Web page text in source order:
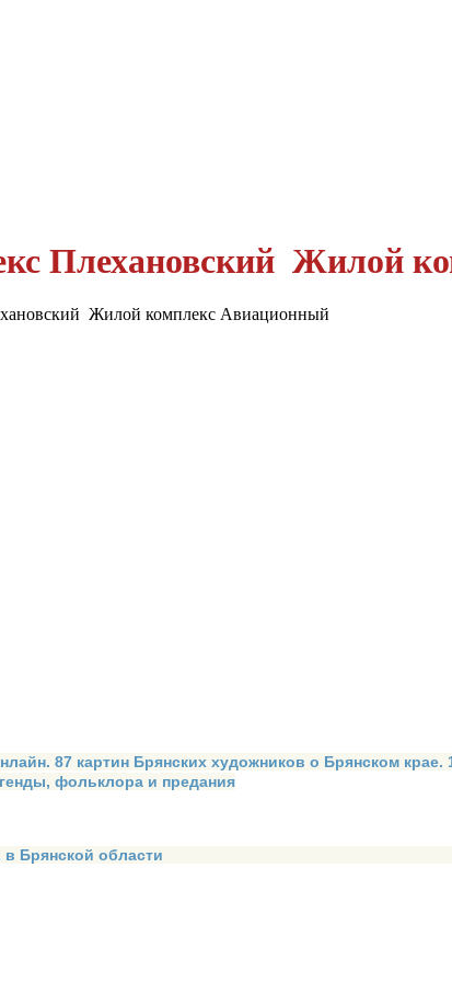
Жилой
Жилой комплекс Авиационный
87 картин Брянских художников о Брянском
фольклора и предания
в Брянской области